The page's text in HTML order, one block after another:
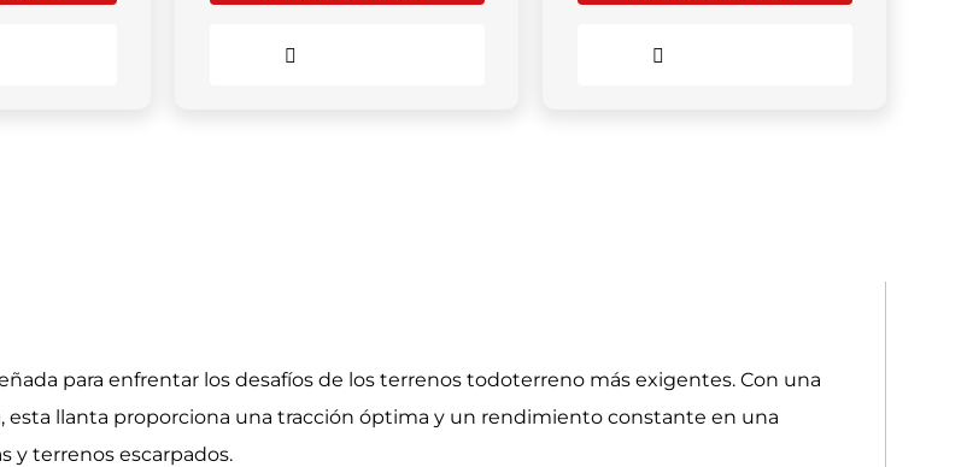
para enfrentar los desafíos de los terrenos todoterreno más exigentes. Con una
esta llanta proporciona una tracción óptima y un rendimiento constante en una
y terrenos escarpados.